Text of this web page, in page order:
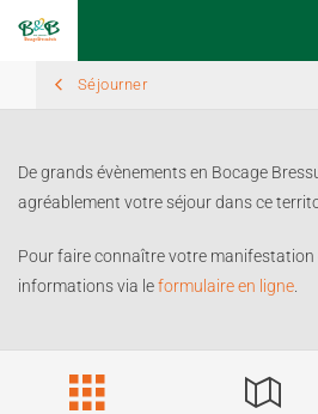
Séjourner
De grands évènements en Bocage
agréablement votre séjour dans ce
Pour faire connaître votre
informations via leformulaire en ligne